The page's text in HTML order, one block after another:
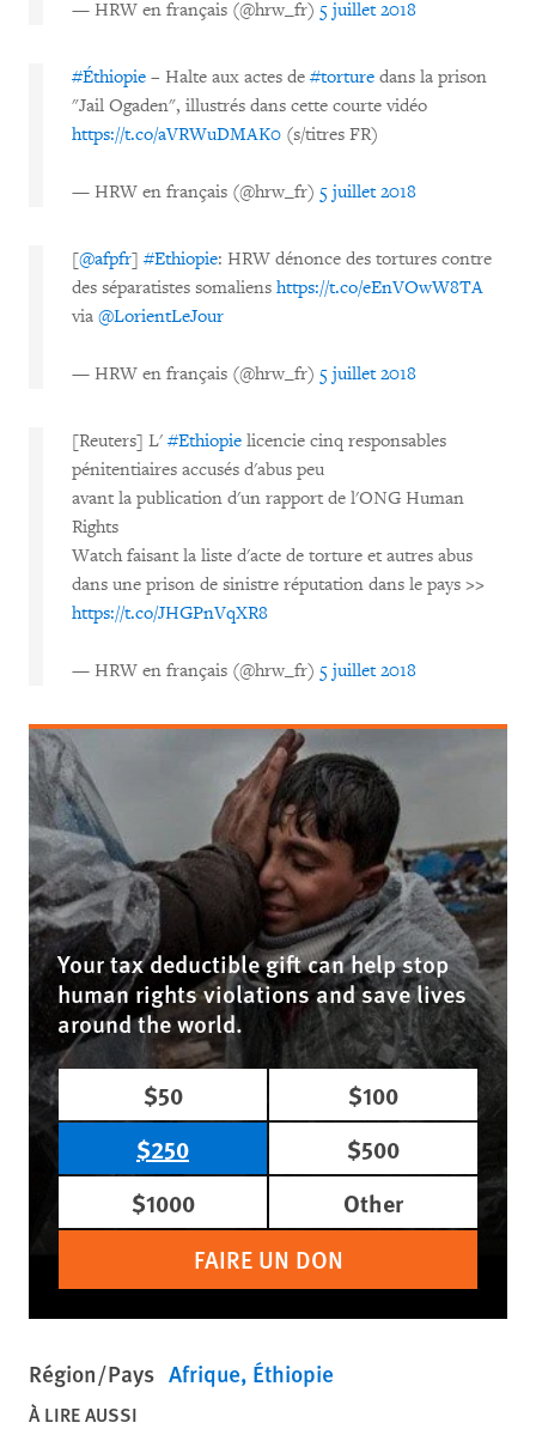
— HRW en français (@hrw_fr) 5 juillet 2018
#Éthiopie – Halte aux actes de #torture dans la prison
"Jail Ogaden", illustrés dans cette courte vidéo
https://t.co/aVRWuDMAK0 (s/titres FR)
— HRW en français (@hrw_fr) 5 juillet 2018
[@afpfr] #Ethiopie: HRW dénonce des tortures contre
des séparatistes somaliens https://t.co/eEnVOwW8TA
via @LorientLeJour
— HRW en français (@hrw_fr) 5 juillet 2018
[Reuters] L' #Ethiopie licencie cinq responsables
pénitentiaires accusés d'abus peu
avant la publication d'un rapport de l'ONG Human
Rights
Watch faisant la liste d'acte de torture et autres abus
dans une prison de sinistre réputation dans le pays >>
https://t.co/JHGPnVqXR8
— HRW en français (@hrw_fr) 5 juillet 2018
Your tax deductible gift can help stop
human rights violations and save lives
around the world.
$50
$100
$250
$500
$1000
Other
FAIRE UN DON
Région/Pays Afrique Éthiopie
À LIRE AUSSI